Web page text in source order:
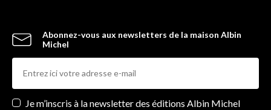
Abonnez-vous aux newsletters de la maison Albin
Michel
Newsletters
Je m’inscris à la newsletter des éditions Albin Michel